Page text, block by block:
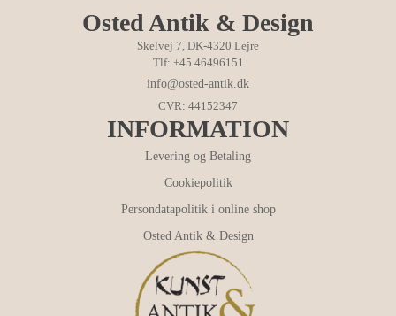
Osted Antik & Design
Skelvej 7, DK-4320 Lejre
Tlf: +45 46496151
info@osted-antik.dk
CVR: 44152347
INFORMATION
Levering og Betaling
Cookiepolitik
Persondatapolitik i online shop
Osted Antik & Design